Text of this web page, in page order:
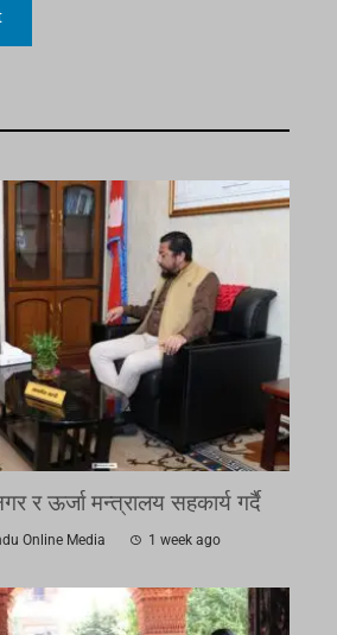
र ऊर्जा मन्त्रालय सहकार्य गर्दै
Online Media 1 week ago